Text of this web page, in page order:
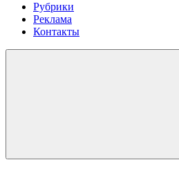
Рубрики
Реклама
Контакты